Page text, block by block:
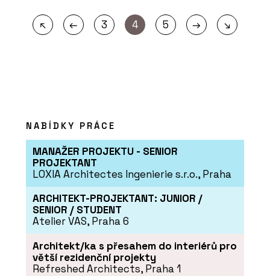
↖ ← 3 4 5 → ↘
NABÍDKY PRÁCE
MANAŽER PROJEKTU - SENIOR
PROJEKTANT
LOXIA Architectes Ingenierie s.r.o., Praha
ARCHITEKT-PROJEKTANT: JUNIOR /
SENIOR / STUDENT
Atelier VAS, Praha 6
Architekt/ka s přesahem do interiérů pro
větší rezidenční projekty
Refreshed Architects, Praha 1